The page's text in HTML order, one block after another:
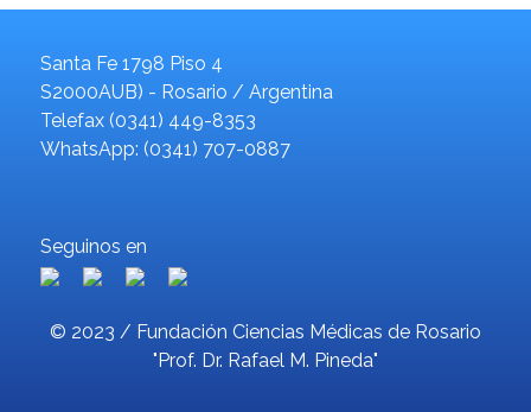
Santa Fe 1798 Piso 4
S2000AUB) - Rosario / Argentina
Telefax (0341) 449-8353
WhatsApp: (0341) 707-0887
Seguinos en
© 2023 / Fundación Ciencias Médicas de Rosario
"Prof. Dr. Rafael M. Pineda"